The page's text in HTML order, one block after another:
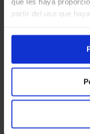
partir del uso que
Vodafone Xiaomi A